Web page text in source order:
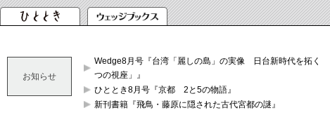
お知らせ
Wedge8月号『台湾「麗しの島」の実像 日台新時代を拓く「3
つの視座」』
ひととき8月号『京都 2と5の物語』
新刊書籍『飛鳥・藤原に隠された古代宮都の謎』